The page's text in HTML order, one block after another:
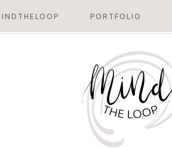
PORTFOLIO